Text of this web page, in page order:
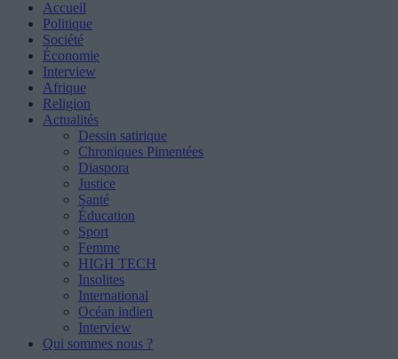
Accueil
Politique
Société
Économie
Interview
Afrique
Religion
Actualités
Dessin satirique
Chroniques Pimentées
Diaspora
Justice
Santé
Éducation
Sport
Femme
HIGH TECH
Insolites
International
Océan indien
Interview
Qui sommes nous ?